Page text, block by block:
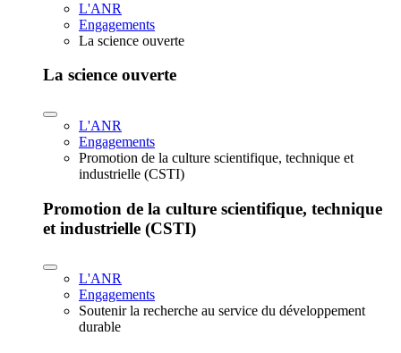
L'ANR
Engagements
La science ouverte
La science ouverte
L'ANR
Engagements
Promotion de la culture scientifique, technique et
industrielle (CSTI)
Promotion de la culture scientifique, technique
et industrielle (CSTI)
L'ANR
Engagements
Soutenir la recherche au service du développement
durable